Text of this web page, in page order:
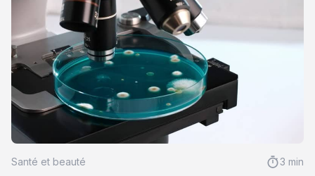
Santé et beauté 3 min